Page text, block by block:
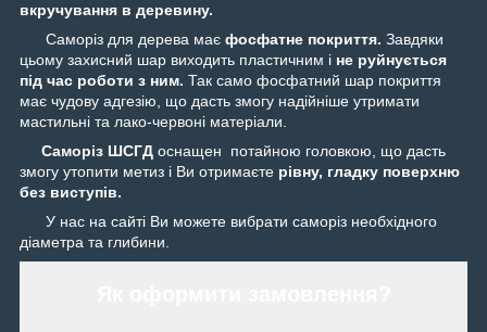
вкручування в деревину.
Саморіз для дерева має фосфатне покриття. Завдяки
цьому захисний шар виходить пластичним і не руйнується
під час роботи з ним. Так само фосфатний шар покриття
має чудову адгезію, що дасть змогу надійніше утримати
мастильні та лако-червоні матеріали.
Саморіз ШСГД оснащен потайною головкою, що дасть
змогу утопити метиз і Ви отримаєте рівну, гладку поверхню
без виступів.
У нас на сайті Ви можете вибрати саморіз необхідного
діаметра та глибини.